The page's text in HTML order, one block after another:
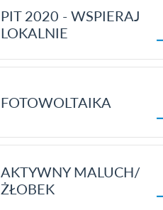
PIT 2020 - WSPIERAJ
LOKALNIE
FOTOWOLTAIKA
AKTYWNY MALUCH/
ŻŁOBEK